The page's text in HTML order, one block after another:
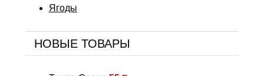
Ягоды
НОВЫЕ ТОВАРЫ